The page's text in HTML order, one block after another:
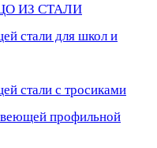
ИЗ СТАЛИ
стали для школ и
стали с тросиками
профильной